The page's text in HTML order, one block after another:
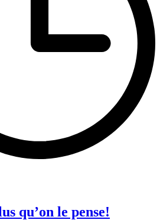
qu’on le pense!